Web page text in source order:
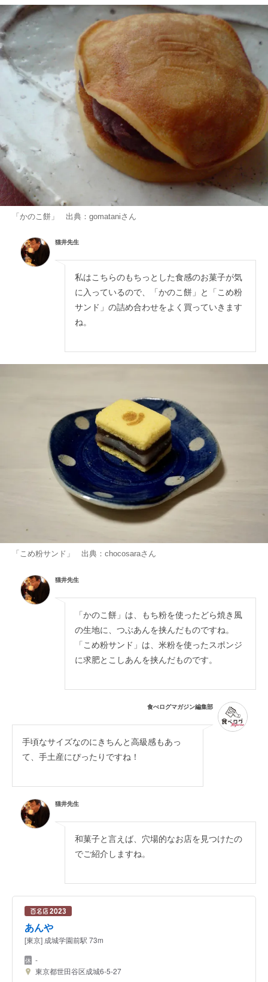
「かのこ餅」 出典： gomataniさん
猫井先生
私はこちらのもちっとした食感のお菓子が気
に入っているので、「かのこ餅」と「こめ粉
サンド」の詰め合わせをよく買っていきます
ね。
「こめ粉サンド」 出典： chocosaraさん
猫井先生
「かのこ餅」は、もち粉を使ったどら焼き風
の生地に、つぶあんを挟んだものですね。
「こめ粉サンド」は、米粉を使ったスポンジ
に求肥とこしあんを挟んだものです。
食べログマガジン編集部
手頃なサイズなのにきちんと高級感もあっ
て、手土産にぴったりですね！
猫井先生
和菓子と言えば、穴場的なお店を見つけたの
でご紹介しますね。
あんや
[東京] 成城学園前駅 73m
-
東京都世田谷区成城6-5-27